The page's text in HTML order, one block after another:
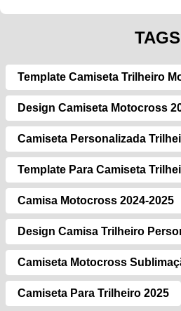
TAGS
Template Camiseta Trilheiro
Design Camiseta Motocross
Camiseta Personalizada
Template Para Camiseta
Camisa Motocross 2024-2025
Design Camisa Trilheiro
Camiseta Motocross
Camiseta Para Trilheiro 2025